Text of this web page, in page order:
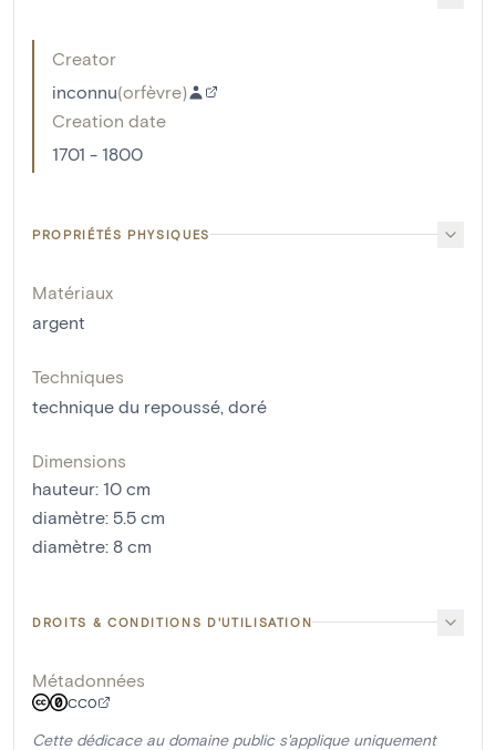
Creator
inconnu(orfèvre)
Creation date
1701 - 1800
PROPRIÉTÉS PHYSIQUES
Matériaux
argent
Techniques
technique du repoussé doré
Dimensions
hauteur: 10 cm
diamètre: 5.5 cm
diamètre: 8 cm
DROITS & CONDITIONS D'UTILISATION
Métadonnées
CC0
Cette dédicace au domaine public s'applique uniquement